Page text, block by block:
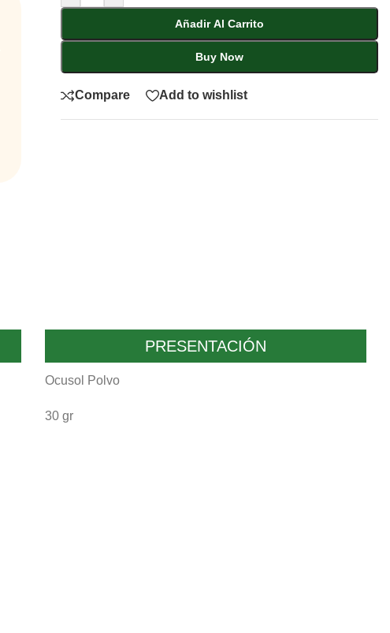
Añadir Al Carrito
Buy Now
Compare Add to wishlist
PRESENTACIÓN
Ocusol Polvo
30 gr